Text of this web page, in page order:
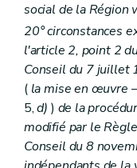
social de la Région
20° circonstances
l'article 2, point 2
Conseil du 7 juillet
( la mise en œuvre
5,d) ) de la
modifié par le
Conseil du 8